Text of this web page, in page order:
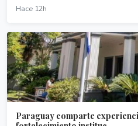
Hace 12h
Paraguay comparte